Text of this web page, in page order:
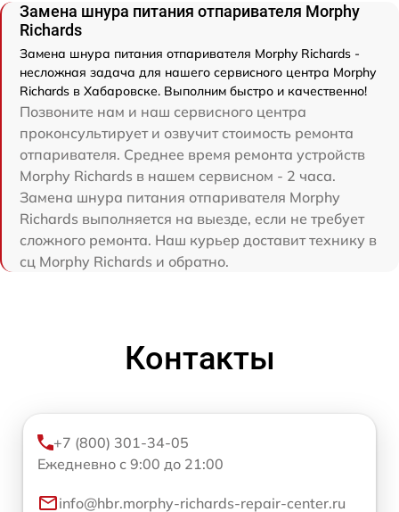
Замена шнура питания отпаривателя Morphy
Richards
Замена шнура питания отпаривателя Morphy Richards -
несложная задача для нашего сервисного центра Morphy
Richards в Хабаровске. Выполним быстро и качественно!
Позвоните нам и наш сервисного центра
проконсультирует и озвучит стоимость ремонта
отпаривателя. Среднее время ремонта устройств
Morphy Richards в нашем сервисном - 2 часа.
Замена шнура питания отпаривателя Morphy
Richards выполняется на выезде, если не требует
сложного ремонта. Наш курьер доставит технику в
сц Morphy Richards и обратно.
Контакты
+7 (800) 301-34-05
Ежедневно с 9:00 до 21:00
info@hbr.morphy-richards-repair-center.ru